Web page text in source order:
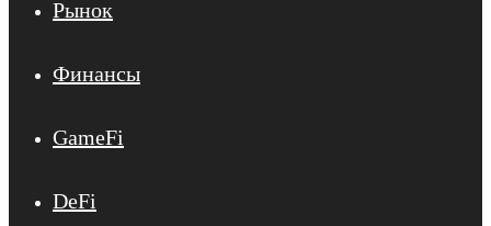
Рынок
Финансы
GameFi
DeFi